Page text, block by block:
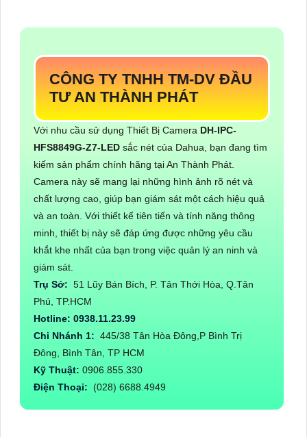
CÔNG TY TNHH TM-DV ĐẦU
TƯ AN THÀNH PHÁT
Với nhu cầu sử dụng Thiết Bị Camera DH-IPC-
HFS8849G-Z7-LED sắc nét của Dahua, bạn đang tìm
kiếm sản phẩm chính hãng tại An Thành Phát.
Camera này sẽ mang lại những hình ảnh rõ nét và
chất lượng cao, giúp bạn giám sát một cách hiệu quả
và an toàn. Với thiết kế tiên tiến và tính năng thông
minh, thiết bị này sẽ đáp ứng được những yêu cầu
khắt khe nhất của bạn trong việc quản lý an ninh và
giám sát.
Trụ Sở: 51 Lũy Bán Bích, P. Tân Thới Hòa, Q.Tân
Phú, TP.HCM
Hotline: 0938.11.23.99
Chi Nhánh 1: 445/38 Tân Hòa Đông,P Bình Trị
Đông, Bình Tân, TP HCM
Kỹ Thuật: 0906.855.330
Điện Thoại: (028) 6688.4949